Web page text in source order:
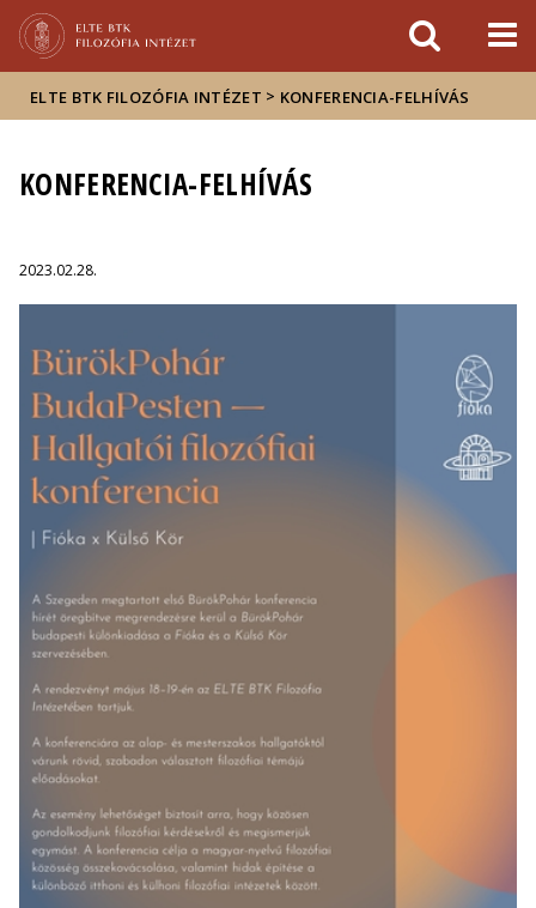
sajtóban
ELTE BTK FILOZÓFIA INTÉZET > KONFERENCIA-FELHÍVÁS
KONFERENCIA-FELHÍVÁS
2023.02.28.